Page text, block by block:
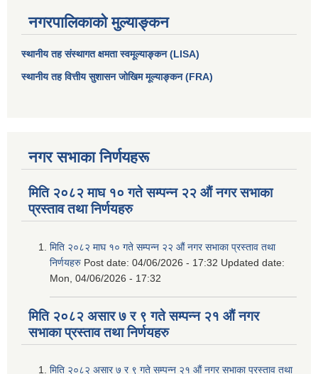
नगरपालिकाको मुल्याङ्कन
स्थानीय तह संस्थागत क्षमता स्वमूल्याङ्कन (LISA)
स्थानीय तह वित्तीय सुशासन जोखिम मूल्याङ्कन (FRA)
नगर सभाका निर्णयहरू
मिति २०८२ माघ १० गते सम्पन्न २२ औं नगर सभाका
प्रस्ताव तथा निर्णयहरु
मिति २०८२ माघ १० गते सम्पन्न २२ औं नगर सभाका प्रस्ताव तथा
निर्णयहरु Post date: 04/06/2026 - 17:32 Updated date:
Mon, 04/06/2026 - 17:32
मिति २०८२ असार ७ र ९ गते सम्पन्न २१ औं नगर
सभाका प्रस्ताव तथा निर्णयहरु
मिति २०८२ असार ७ र ९ गते सम्पन्न २१ औं नगर सभाका प्रस्ताव तथा